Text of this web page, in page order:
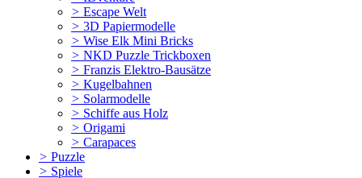
> Escape Welt
> 3D Papiermodelle
> Wise Elk Mini Bricks
> NKD Puzzle Trickboxen
> Franzis Elektro-Bausätze
> Kugelbahnen
> Solarmodelle
> Schiffe aus Holz
> Origami
> Carapaces
> Puzzle
> Spiele